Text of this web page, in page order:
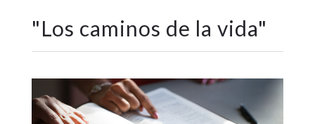
"Los caminos de la vida"